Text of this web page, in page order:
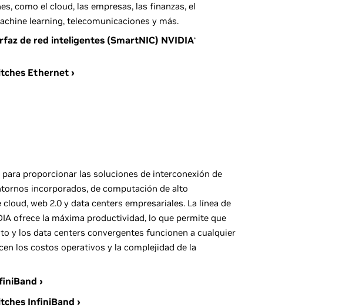
como el cloud, las empresas, las finanzas, el
learning, telecomunicaciones y más.
de red inteligentes (SmartNIC) NVIDIA®
Ethernet ›
proporcionar las soluciones de interconexión de
incorporados, de computación de alto
web 2.0 y data centers empresariales. La línea de
ofrece la máxima productividad, lo que permite que
y los data centers convergentes funcionen a cualquier
los costos operativos y la complejidad de la
›
InfiniBand ›